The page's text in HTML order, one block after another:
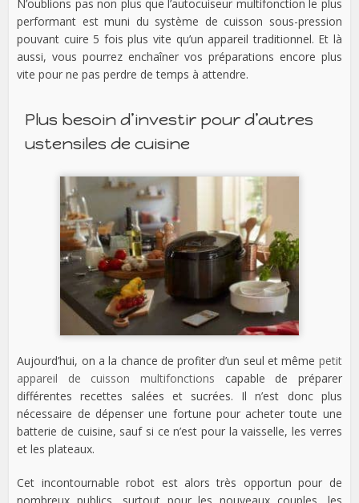
N’oublions pas non plus que l’autocuiseur multifonction le plus
performant est muni du système de cuisson sous-pression
pouvant cuire 5 fois plus vite qu’un appareil traditionnel. Et là
aussi, vous pourrez enchaîner vos préparations encore plus
vite pour ne pas perdre de temps à attendre.
Plus besoin d’investir pour d’autres
ustensiles de cuisine
Aujourd’hui, on a la chance de profiter d’un seul et même petit
appareil de cuisson multifonctions capable de préparer
différentes recettes salées et sucrées. Il n’est donc plus
nécessaire de dépenser une fortune pour acheter toute une
batterie de cuisine, sauf si ce n’est pour la vaisselle, les verres
et les plateaux.
Cet incontournable robot est alors très opportun pour de